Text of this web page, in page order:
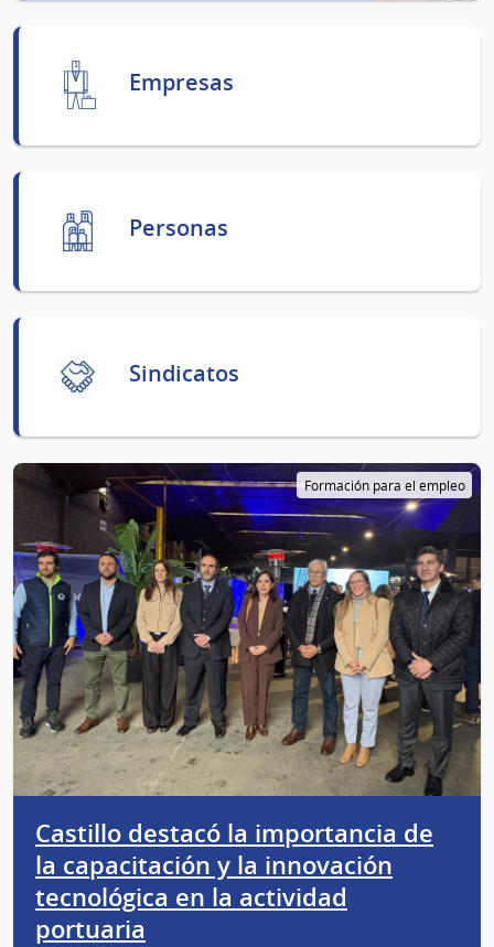
Empresas
Personas
Sindicatos
Formación para el empleo
Castillo destacó la importancia de
la capacitación y la innovación
tecnológica en la actividad
portuaria